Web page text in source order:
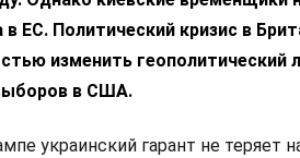
ЕС. Политический кризис в
изменить геополитический
в США.
украинский гарант не теряет